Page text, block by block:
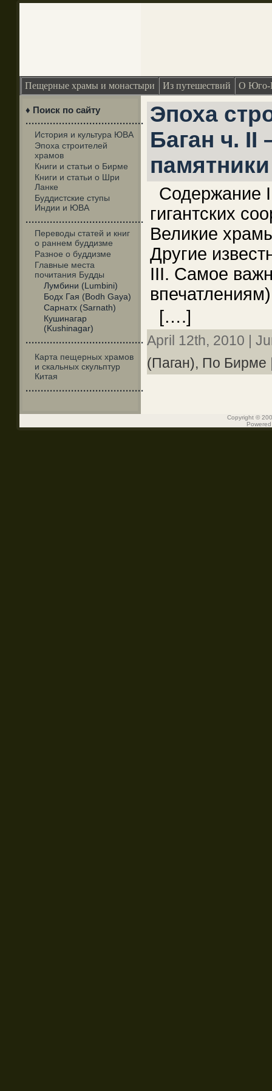
Пещерные храмы и монастыри Из путешествий О Юго-
♦ Поиск по сайту
·······································
История и культура ЮВА
Эпоха строителей
храмов
Книги и статьи о Бирме
Книги и статьи о Шри
Ланке
Буддистские ступы
Индии и ЮВА
·······································
Переводы статей и книг
о раннем буддизме
Разное о буддизме
Главные места
почитания Будды
Лумбини (Lumbini)
Бодх Гая (Bodh Gaya)
Сарнатх (Sarnath)
Кушинагар
(Kushinagar)
·······································
Карта пещерных храмов
и скальных скульптур
Китая
·······································
Эпоха
Баган ч. II
памятники
Содержание
гигантских
Великие
Другие
III. Самое
впечатлениям)
[….]
April 12th, 2010 |
(Паган), По Бирме
Copyright ©